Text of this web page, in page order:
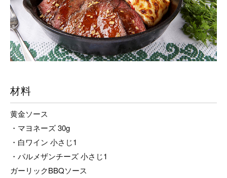
材料
黄金ソース
・マヨネーズ 30g
・白ワイン 小さじ1
・パルメザンチーズ 小さじ1
ガーリックBBQソース